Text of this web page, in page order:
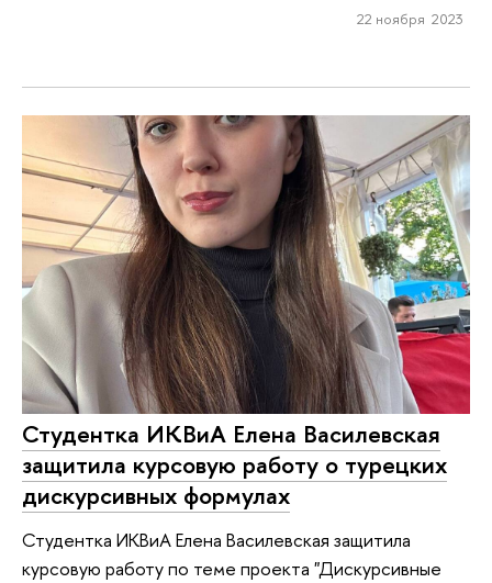
22 ноября 2023
Студентка ИКВиА Елена Василевская
защитила курсовую работу о турецких
дискурсивных формулах
Студентка ИКВиА Елена Василевская защитила
курсовую работу по теме проекта "Дискурсивные